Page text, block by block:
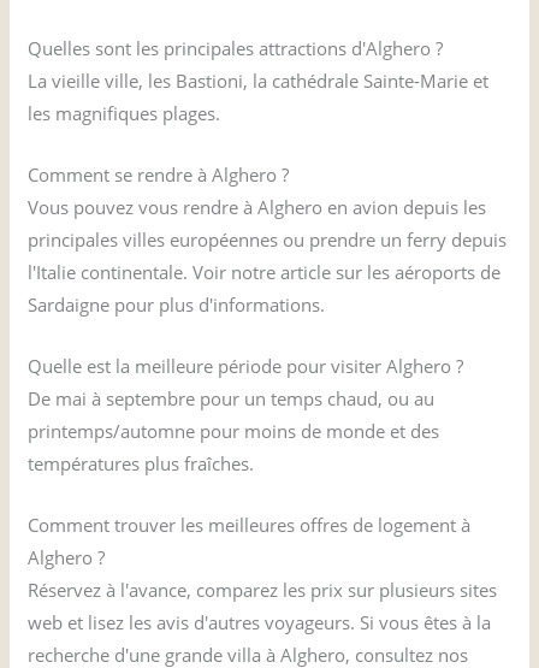
Quelles sont les principales attractions d'Alghero ?
La vieille ville, les Bastioni, la cathédrale Sainte-Marie et
les magnifiques plages.
Comment se rendre à Alghero ?
Vous pouvez vous rendre à Alghero en avion depuis les
principales villes européennes ou prendre un ferry depuis
l'Italie continentale. Voir notre article sur les aéroports de
Sardaigne pour plus d'informations.
Quelle est la meilleure période pour visiter Alghero ?
De mai à septembre pour un temps chaud, ou au
printemps/automne pour moins de monde et des
températures plus fraîches.
Comment trouver les meilleures offres de logement à
Alghero ?
Réservez à l'avance, comparez les prix sur plusieurs sites
web et lisez les avis d'autres voyageurs. Si vous êtes à la
recherche d'une grande villa à Alghero, consultez nos